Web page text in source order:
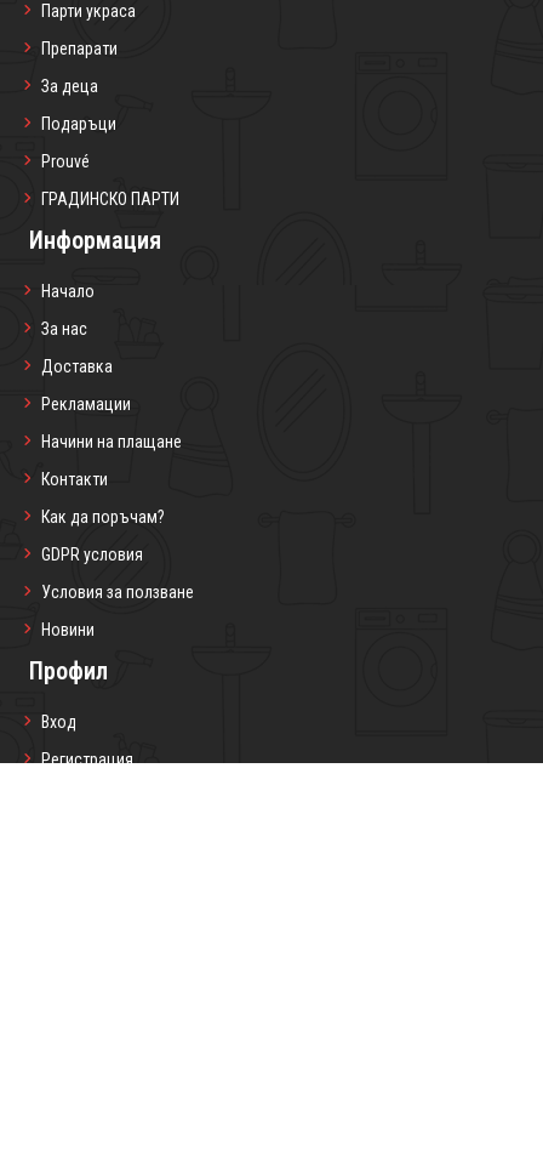
Парти украса
Препарати
За деца
Подаръци
Prouvé
ГРАДИНСКО ПАРТИ
Информация
Начало
За нас
Доставка
Рекламации
Начини на плащане
Контакти
Как да поръчам?
GDPR условия
Условия за ползване
Новини
Профил
Вход
Регистрация